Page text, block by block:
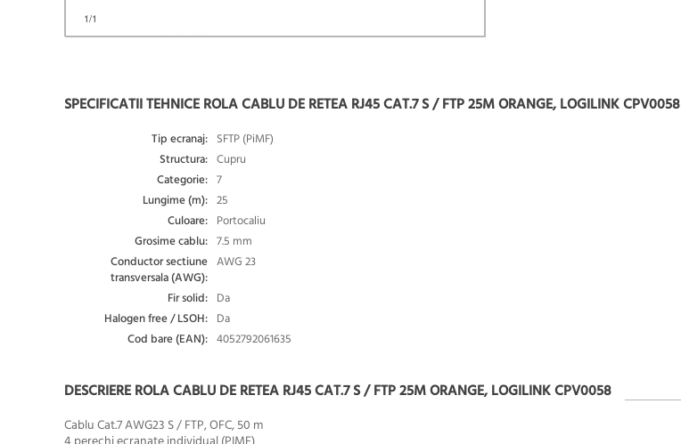
1/1
SPECIFICATII TEHNICE ROLA CABLU DE RETEA RJ45 CAT.7 S / FTP 25M ORANGE, LOGILINK CPV0058
Tip ecranaj: SFTP (PiMF)
Structura: Cupru
Categorie: 7
Lungime (m): 25
Culoare: Portocaliu
Grosime cablu: 7.5 mm
Conductor sectiune
transversala (AWG):
AWG 23
Fir solid: Da
Halogen free / LSOH: Da
Cod bare (EAN): 4052792061635
DESCRIERE ROLA CABLU DE RETEA RJ45 CAT.7 S / FTP 25M ORANGE, LOGILINK CPV0058
Cablu Cat.7 AWG23 S / FTP, OFC, 50 m